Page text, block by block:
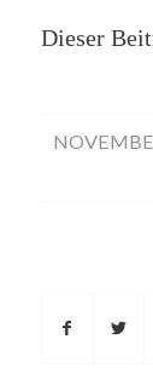
Dieser